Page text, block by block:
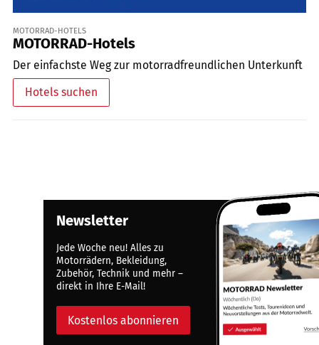
MOTORRAD-HOTELS
MOTORRAD-Hotels
Der einfachste Weg zur motorradfreundlichen Unterkunft
Hotels suchen
Newsletter
Jede Woche neu! Alles zu
Motorrädern, Bekleidung,
Zubehör, Technik und mehr –
direkt in Ihre E-Mail!
Kostenlos abonnieren